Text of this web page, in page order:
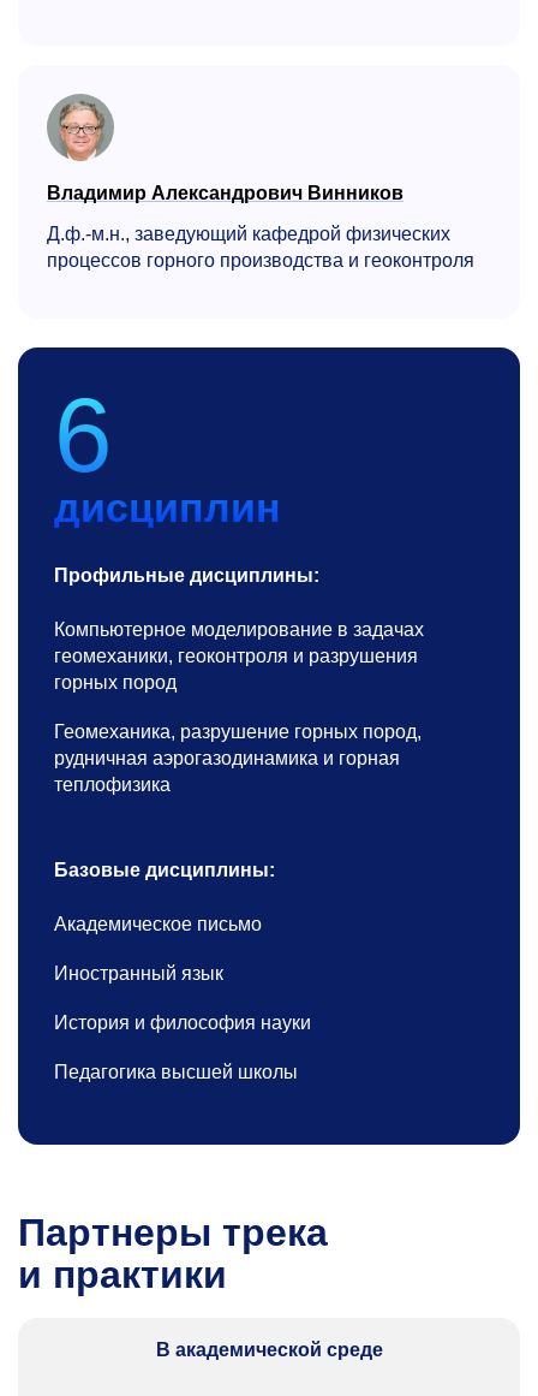
Владимир Александрович Винников
Д.ф.-м.н., заведующий кафедрой физических
процессов горного производства и геоконтроля
6
дисциплин
Профильные дисциплины:
Компьютерное моделирование в задачах
геомеханики, геоконтроля и разрушения
горных пород
Геомеханика, разрушение горных пород,
рудничная аэрогазодинамика и горная
теплофизика
Базовые дисциплины:
Академическое письмо
Иностранный язык
История и философия науки
Педагогика высшей школы
Партнеры трека
и практики
В академической среде